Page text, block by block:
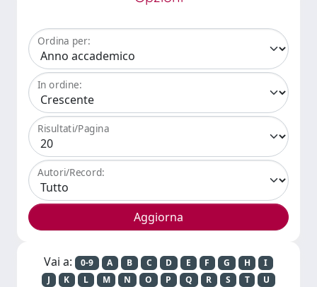
Ordina per:
In ordine:
Risultati/Pagina
Autori/Record:
Vai a: 0-9 A B C D E F G H
I
J
K L M N O P Q R S T
U